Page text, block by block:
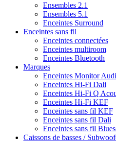
Ensembles 2.1
Ensembles 5.1
Enceintes Surround
Enceintes sans fil
Enceintes connectées
Enceintes multiroom
Enceintes Bluetooth
Marques
Enceintes Monitor
Enceintes Hi-Fi Dali
Enceintes Hi-Fi Q
Enceintes Hi-Fi KEF
Enceintes sans fil KEF
Enceintes sans fil Dali
Enceintes sans fil
Caissons de basses /